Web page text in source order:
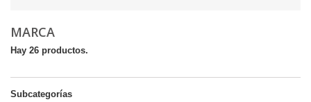
MARCA
Hay 26 productos.
Subcategorías